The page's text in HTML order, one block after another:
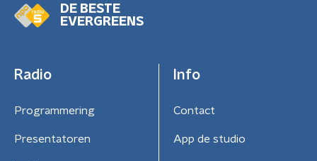
DE BESTE
EVERGREENS
Radio
Programmering
Presentatoren
Info
Contact
App de studio